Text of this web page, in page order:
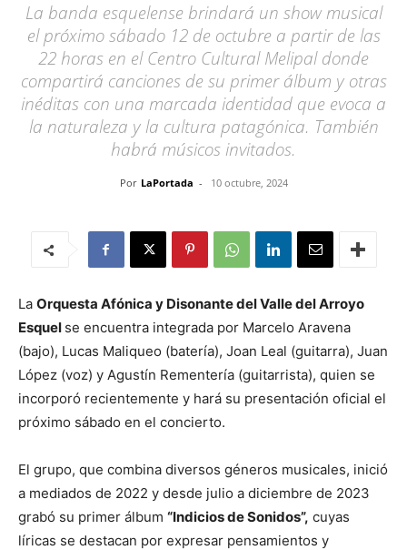
La banda esquelense brindará un show musical
el próximo sábado 12 de octubre a partir de las
22 horas en el Centro Cultural Melipal donde
compartirá canciones de su primer álbum y otras
inéditas con una marcada identidad que evoca a
la naturaleza y la cultura patagónica. También
habrá músicos invitados.
Por LaPortada - 10 octubre, 2024
La Orquesta Afónica y Disonante del Valle del Arroyo
Esquel se encuentra integrada por Marcelo Aravena
(bajo), Lucas Maliqueo (batería), Joan Leal (guitarra), Juan
López (voz) y Agustín Rementería (guitarrista), quien se
incorporó recientemente y hará su presentación oficial el
próximo sábado en el concierto.
El grupo, que combina diversos géneros musicales, inició
a mediados de 2022 y desde julio a diciembre de 2023
grabó su primer álbum “Indicios de Sonidos”, cuyas
líricas se destacan por expresar pensamientos y